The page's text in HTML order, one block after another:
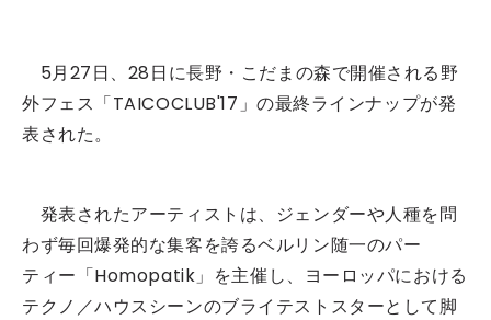
5月27日、28日に長野・こだまの森で開催される野
外フェス「TAICOCLUB'17」の最終ラインナップが発
表された。
発表されたアーティストは、ジェンダーや人種を問
わず毎回爆発的な集客を誇るベルリン随一のパー
ティー「Homopatik」を主催し、ヨーロッパにおける
テクノ／ハウスシーンのブライテストスターとして脚